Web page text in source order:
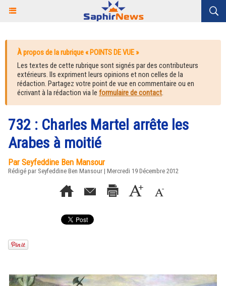
À propos de la rubrique « POINTS DE VUE »
Les textes de cette rubrique sont signés par des contributeurs
extérieurs. Ils expriment leurs opinions et non celles de la
rédaction. Partagez votre point de vue en commentaire ou en
écrivant à la rédaction via le formulaire de contact.
732 : Charles Martel arrête les
Arabes à moitié
Par Seyfeddine Ben Mansour
Rédigé par Seyfeddine Ben Mansour | Mercredi 19 Décembre 2012